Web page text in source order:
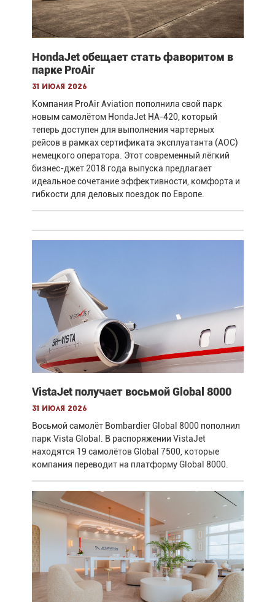
HondaJet обещает стать фаворитом в
парке ProAir
31 июля 2026
Компания ProAir Aviation пополнила свой парк
новым самолётом HondaJet HA-420, который
теперь доступен для выполнения чартерных
рейсов в рамках сертификата эксплуатанта (AOC)
немецкого оператора. Этот современный лёгкий
бизнес-джет 2018 года выпуска предлагает
идеальное сочетание эффективности, комфорта и
гибкости для деловых поездок по Европе.
VistaJet получает восьмой Global 8000
31 июля 2026
Восьмой самолёт Bombardier Global 8000 пополнил
парк Vista Global. В распоряжении VistaJet
находятся 19 самолётов Global 7500, которые
компания переводит на платформу Global 8000.